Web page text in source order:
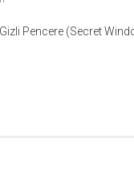
Pencere (Secret